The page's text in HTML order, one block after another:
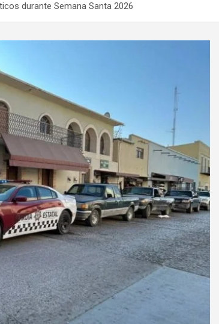
durante Semana Santa 2026